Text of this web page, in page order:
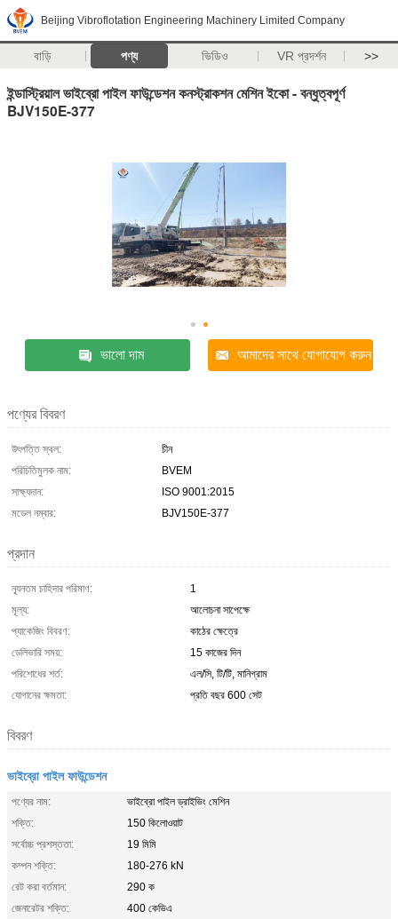
Beijing Vibroflotation Engineering Machinery Limited Company
বাড়ি পণ্য ভিডিও VR প্রদর্শন >>
ইন্ডাস্ট্রিয়াল ভাইব্রো পাইল ফাউন্ডেশন কনস্ট্রাকশন মেশিন ইকো - বন্ধুত্বপূর্ণ
BJV150E-377
ভালো দাম আমাদের সাথে যোগাযোগ করুন
পণ্যের বিবরণ
উৎপত্তি স্থল:
চীন
পরিচিতিমুলক নাম:
BVEM
সাক্ষ্যদান:
ISO 9001:2015
মডেল নম্বার:
BJV150E-377
প্রদান
ন্যূনতম চাহিদার পরিমাণ:
1
মূল্য:
আলোচনা সাপেক্ষে
প্যাকেজিং বিবরণ:
কাঠের ক্ষেত্রে
ডেলিভারি সময়:
15 কাজের দিন
পরিশোধের শর্ত:
এল/সি, টি/টি, মানিগ্রাম
যোগানের ক্ষমতা:
প্রতি বছর 600 সেট
বিবরণ
ভাইব্রো পাইল ফাউন্ডেশন
পণ্যের নাম:
ভাইব্রো পাইল ড্রাইভিং মেশিন
শক্তি:
150 কিলোওয়াট
সর্বোচ্চ প্রশস্ততা:
19 মিমি
কম্পন শক্তি:
180-276 kN
রেট করা বর্তমান:
290 ক
জেনারেটর শক্তি:
400 কেভিএ